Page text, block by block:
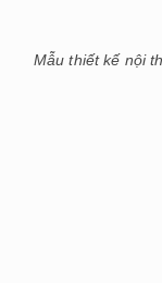
Mẫu thiết kế nội